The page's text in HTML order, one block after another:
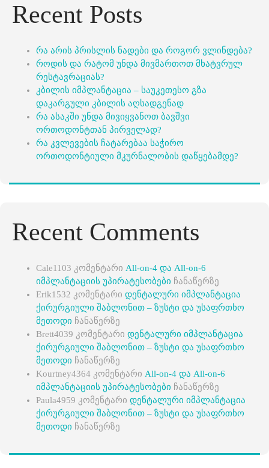
Recent Posts
რა არის პრისლის ნადები და როგორ ვლინდება?
როდის და რატომ უნდა მივმართოთ მხატვრულ
რესტავრაციას?
კბილის იმპლანტაცია – საუკეთესო გზა
დაკარგული კბილის აღსადგენად
რა ასაკში უნდა მივიყვანოთ ბავშვი
ორთოდონტთან პირველად?
რა კვლევების ჩატარებაა საჭირო
ორთოდონტიული მკურნალობის დაწყებამდე?
Recent Comments
Cale1103 კომენტარი All-on-4 და All-on-6
იმპლანტაციის უპირატესობები ჩანაწერზე
Erik1532 კომენტარი დენტალური იმპლანტაცია
ქირურგიული შაბლონით – ზუსტი და უსაფრთხო
მეთოდი ჩანაწერზე
Brett4039 კომენტარი დენტალური იმპლანტაცია
ქირურგიული შაბლონით – ზუსტი და უსაფრთხო
მეთოდი ჩანაწერზე
Kourtney4364 კომენტარი All-on-4 და All-on-6
იმპლანტაციის უპირატესობები ჩანაწერზე
Paula4959 კომენტარი დენტალური იმპლანტაცია
ქირურგიული შაბლონით – ზუსტი და უსაფრთხო
მეთოდი ჩანაწერზე